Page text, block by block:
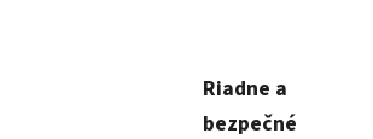
Riadne a
bezpečné